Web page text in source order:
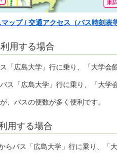
ップ / 交通アクセス（バス時刻表
用する場合
「広島大学」行に乗り、「大学会
ス「広島大学」行に乗り、「大学
、バスの便数が多く便利です。
用する場合
らバス「広島大学」行に乗り、「